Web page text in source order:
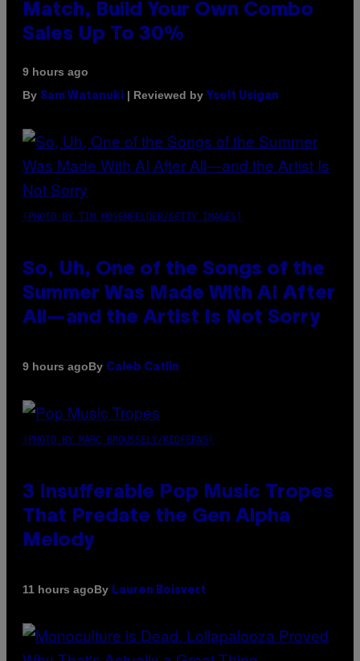
Match, Build Your Own Combo
Sales Up To 30%
9 hours ago
By Sam Watanuki | Reviewed by Ysolt Usigan
(PHOTO BY TIM MOSENFELDER/GETTY IMAGES)
So, Uh, One of the Songs of the
Summer Was Made With AI After
All—and the Artist Is Not Sorry
9 hours agoBy Caleb Catlin
(PHOTO BY MARC BROUSSELY/REDFERNS)
3 Insufferable Pop Music Tropes
That Predate the Gen Alpha
Melody
11 hours agoBy Lauren Boisvert